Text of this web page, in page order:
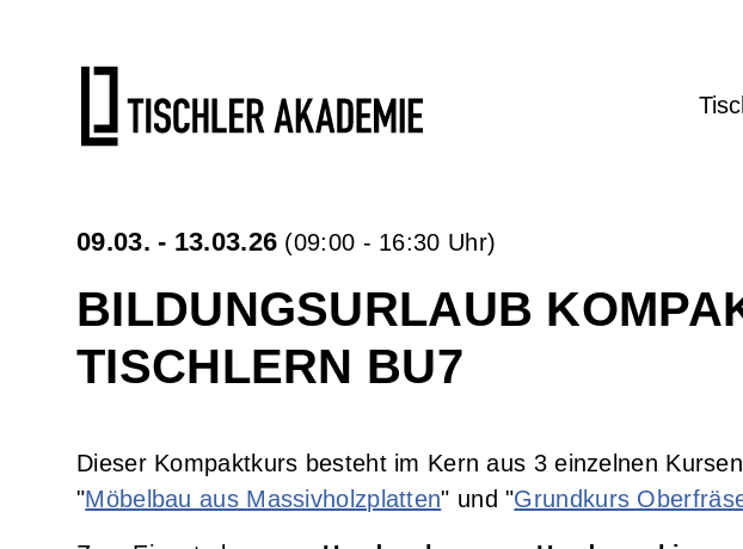
09.03. - 13.03.26 (09:00 - 16:30 Uhr)
BILDUNGSURLAUB
TISCHLERN BU7
Dieser Kompaktkurs besteht im Kern aus 3 einzelnen
"Möbelbau aus Massivholzplatten" und "Grundkurs
Grundkurs klassische Handwerkstechniken
Möbel aus Massivholzplatten
Schärfkurs
Kompaktkurs Tischlern
Aufbau-Kompaktkurs Tischlern
Übernachtungstipps
Datenschutzerklärung
Widerrufsbelehrung